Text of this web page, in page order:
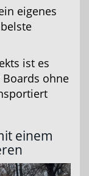
eigenes
ist es
Boards ohne
einem